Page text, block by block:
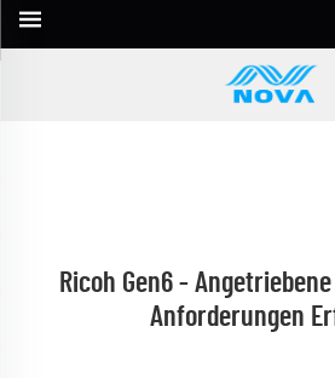
Ricoh Gen6 -
Anforderungen